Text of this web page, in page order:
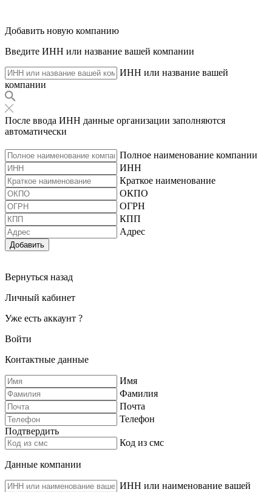
Добавить новую компанию
Введите ИНН или название вашей компании
ИНН или название вашей
компании
После ввода ИНН данные организации заполняются
автоматически
Полное наименование компании
ИНН
Краткое наименование
ОКПО
ОГРН
КПП
Адрес
Добавить
Вернуться назад
Личный кабинет
Уже есть аккаунт ?
Войти
Контактные данные
Имя
Фамилия
Почта
Телефон
Подтвердить
Код из смс
Данные компании
ИНН или наименование вашей